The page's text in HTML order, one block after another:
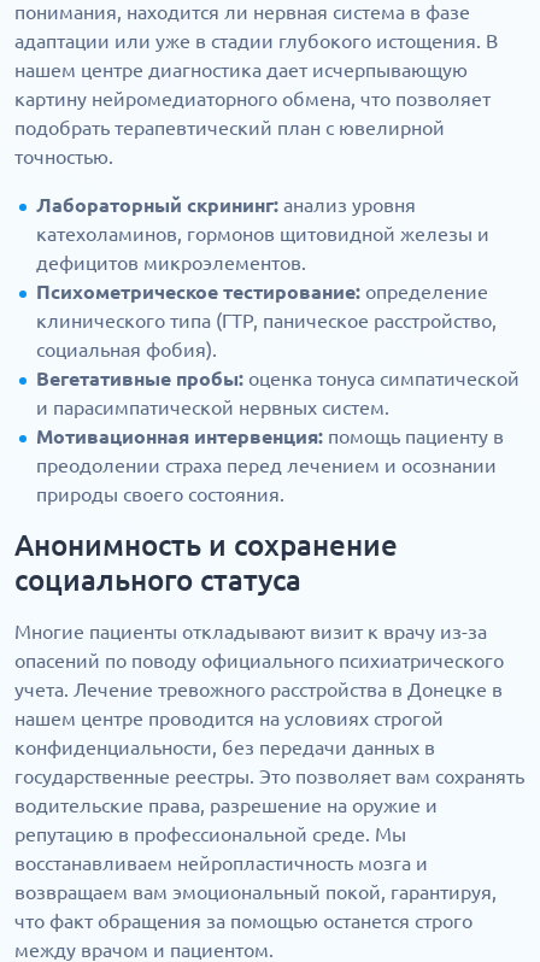
понимания, находится ли нервная система в фазе
адаптации или уже в стадии глубокого истощения. В
нашем центре диагностика дает исчерпывающую
картину нейромедиаторного обмена, что позволяет
подобрать терапевтический план с ювелирной
точностью.
Лабораторный скрининг: анализ уровня
катехоламинов, гормонов щитовидной железы и
дефицитов микроэлементов.
Психометрическое тестирование: определение
клинического типа (ГТР, паническое расстройство,
социальная фобия).
Вегетативные пробы: оценка тонуса симпатической
и парасимпатической нервных систем.
Мотивационная интервенция: помощь пациенту в
преодолении страха перед лечением и осознании
природы своего состояния.
Анонимность и сохранение
социального статуса
Многие пациенты откладывают визит к врачу из-за
опасений по поводу официального психиатрического
учета. Лечение тревожного расстройства в Донецке в
нашем центре проводится на условиях строгой
конфиденциальности, без передачи данных в
государственные реестры. Это позволяет вам сохранять
водительские права, разрешение на оружие и
репутацию в профессиональной среде. Мы
восстанавливаем нейропластичность мозга и
возвращаем вам эмоциональный покой, гарантируя,
что факт обращения за помощью останется строго
между врачом и пациентом.